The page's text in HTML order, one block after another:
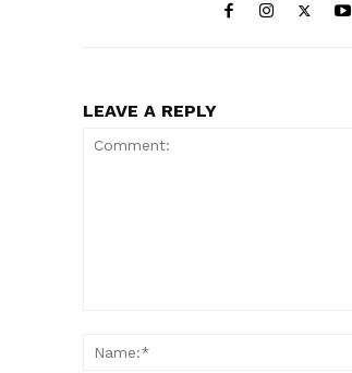
LEAVE A REPLY